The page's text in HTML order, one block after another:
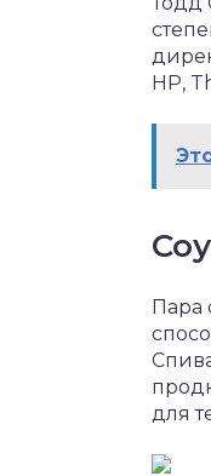
HP,
Пара
для